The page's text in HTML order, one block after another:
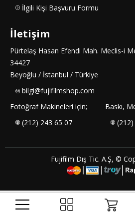
İlgili Kişi Başvuru Formu
İletişim
Pürtelaş Hasan Efendi Mah. Meclis-i
34427
Beyoğlu / İstanbul / Türkiye
bilgi@fujifilmshop.com
Fotoğraf Makineleri için;
(212) 243 65 07
Baskı,
Fujifilm Dış Tic. A.Ş, ©